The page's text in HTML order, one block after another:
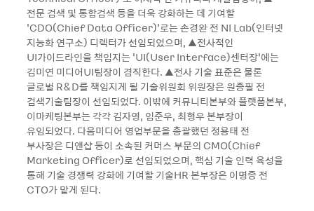
전문 검색 및 통합검색 등을 더욱 강화하는 데 기여할
‘CDO(Chief Data Officer)’로는 손경완 전 NI Lab(인터넷
지능화 연구소) 디렉터가 선임되었으며, ▲전사적인
UI가이드라인을 책임지는 ‘UI(User Interface)센터장’에는
김미연 미디어UI팀장이 겸직한다. ▲전사 기술 표준은 물론
글로벌 R&D를 책임지게 될 기술위원회 위원장은 원종필 전
검색기술팀장이 선임되었다. 이밖에 커뮤니티본부와 플랫폼본부,
이마케팅본부는 각각 김자영, 임준우, 최형우 본부장이
유임되었다. 다음미디어 영업부문을 총괄했던 정용태 전
부사장은 디앤샵 등이 소속된 커머스 부문의 CMO(Chief
Marketing Officer)로 선임되었으며, 핵심 기술 인력 육성을
통해 기술 경쟁력 강화에 기여할 기술HR 본부장은 이명종 전
CTO가 맡게 된다.